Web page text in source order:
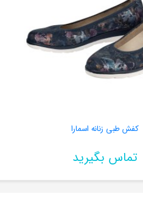
کفش طبی زنانه اسمارا
تماس بگیرید